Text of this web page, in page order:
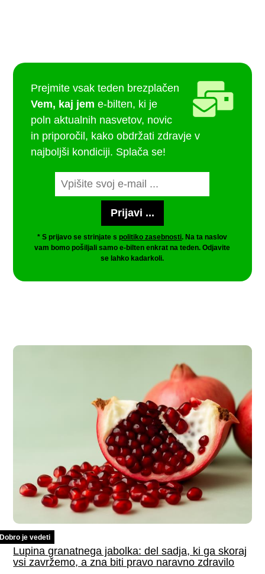
Prejmite vsak teden brezplačen
Vem, kaj jem e-bilten, ki je
poln aktualnih nasvetov, novic
in priporočil, kako obdržati zdravje v
najboljši kondiciji. Splača se!
* S prijavo se strinjate spolitiko zasebnosti. Na ta naslov
vam bomo pošiljali samo e-bilten enkrat na teden. Odjavite
se lahko kadarkoli.
Dobro je vedeti
Lupina granatnega jabolka: del sadja, ki ga skoraj
vsi zavržemo, a zna biti pravo naravno zdravilo